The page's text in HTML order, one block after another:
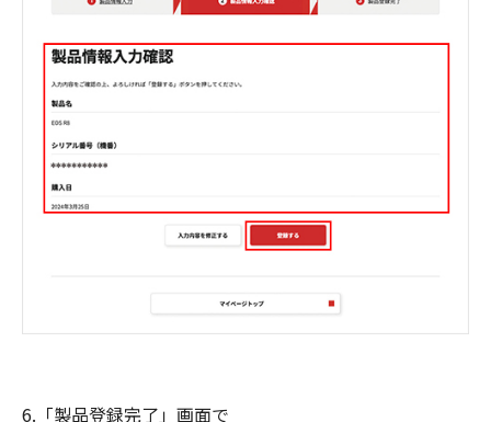
6.「製品登録完了」画面で